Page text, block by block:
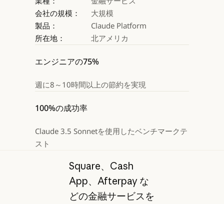
会社の規模：
大規模
製品：
Claude Platform
所在地：
北アメリカ
エンジニアの75%
週に8～10時間以上の節約を実現
100%の成功率
Claude 3.5 Sonnetを使用したベンチマークテ
スト
Square、Cash
App、Afterpay な
どの金融サービスを